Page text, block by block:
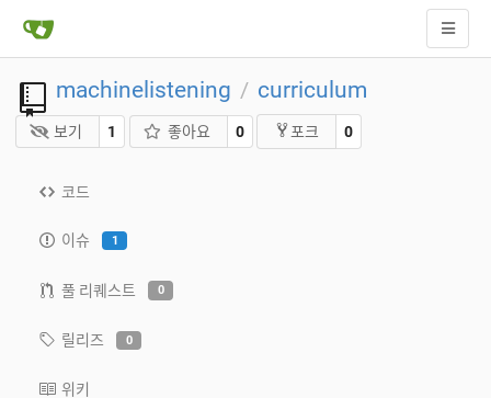
machinelistening / curriculum
보기 1 좋아요 0 포크 0
코드
이슈 1
풀 리퀘스트 0
릴리즈 0
위키